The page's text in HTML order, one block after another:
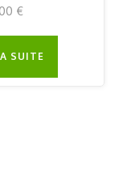
de 35 g
€
SUITE